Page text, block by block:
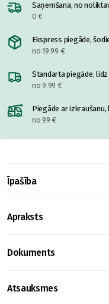
Saņemšana, no
0 €
Ekspress piegāde,
no 19.99 €
Standarta piegāde,
no 9.99 €
Piegāde ar
no 99 €
Īpašība
Apraksts
Dokuments
Atsauksmes